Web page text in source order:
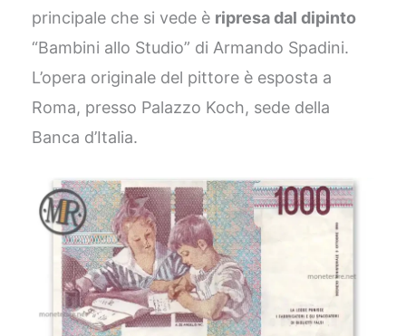
principale che si vede è ripresa dal dipinto
“Bambini allo Studio” di Armando Spadini.
L’opera originale del pittore è esposta a
Roma, presso Palazzo Koch, sede della
Banca d’Italia.